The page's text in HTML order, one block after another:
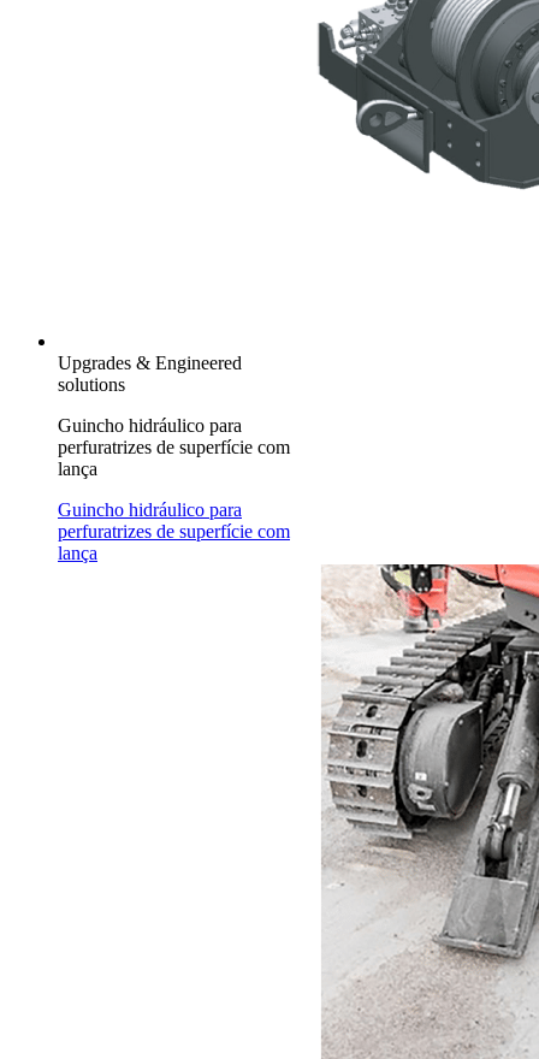
Upgrades & Engineered
solutions
Guincho hidráulico para
perfuratrizes de superfície com
lança
Guincho hidráulico para
perfuratrizes de superfície com
lança